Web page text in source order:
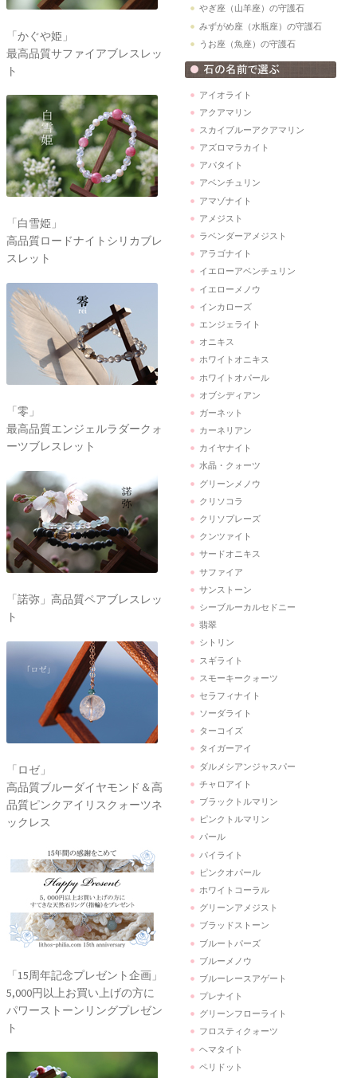
「かぐや姫」
最高品質サファイアブレスレッ
ト
「白雪姫」
高品質ロードナイトシリカブレ
スレット
「零」
最高品質エンジェルラダークォ
ーツブレスレット
「諾弥」高品質ペアブレスレッ
ト
「ロゼ」
高品質ブルーダイヤモンド＆高
品質ピンクアイリスクォーツネ
ックレス
「15周年記念プレゼント企画」
5,000円以上お買い上げの方に
パワーストーンリングプレゼン
ト
やぎ座（山羊座）の守護石
みずがめ座（水瓶座）の守護石
うお座（魚座）の守護石
アイオライト
アクアマリン
スカイブルーアクアマリン
アズロマラカイト
アパタイト
アベンチュリン
アマゾナイト
アメジスト
ラベンダーアメジスト
アラゴナイト
イエローアベンチュリン
イエローメノウ
インカローズ
エンジェライト
オニキス
ホワイトオニキス
ホワイトオパール
オブシディアン
ガーネット
カーネリアン
カイヤナイト
水晶・クォーツ
グリーンメノウ
クリソコラ
クリソプレーズ
クンツァイト
サードオニキス
サファイア
サンストーン
シーブルーカルセドニー
翡翠
シトリン
スギライト
スモーキークォーツ
セラフィナイト
ソーダライト
ターコイズ
タイガーアイ
ダルメシアンジャスパー
チャロアイト
ブラックトルマリン
ピンクトルマリン
パール
パイライト
ピンクオパール
ホワイトコーラル
グリーンアメジスト
ブラッドストーン
ブルートパーズ
ブルーメノウ
ブルーレースアゲート
プレナイト
グリーンフローライト
フロスティクォーツ
ヘマタイト
ペリドット